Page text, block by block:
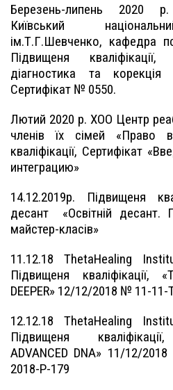
Березень-липень 2020
Київський
ім.Т.Г.Шевченко, кафедра
Підвищеня кваліфікації,
діагностика та
Сертифікат № 0550.
Лютий 2020 р. ХОО Центр
членів їх сімей «Право
кваліфікації, Сертифікат
интеграцию»
14.12.2019р. Підвищеня
десант
«Освітній десант.
майстер-класів»
11.12.18 ThetaHealing
Підвищеня кваліфікації,
DEEPER» 12/12/2018 № 11-
12.12.18 ThetaHealing
Підвищеня
ADVANCED DNA» 11/12/
2018-Р-179